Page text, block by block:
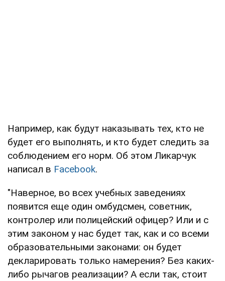
Например, как будут наказывать тех, кто не
будет его выполнять, и кто будет следить за
соблюдением его норм. Об этом Ликарчук
написал в Facebook.
"Наверное, во всех учебных заведениях
появится еще один омбудсмен, советник,
контролер или полицейский офицер? Или и с
этим законом у нас будет так, как и со всеми
образовательными законами: он будет
декларировать только намерения? Без каких-
либо рычагов реализации? А если так, стоит